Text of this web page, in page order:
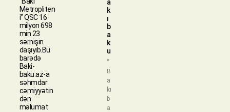
Metropliten
i” QSC 16
milyon 698
min 23
sərnişin
daşıyıb.Bu
barədə
Baki-
baku.az-a
səhmdar
cəmiyyətin
dən
məlumat
a
k
ı
b
a
k
u
“
B
a
kı
b
a